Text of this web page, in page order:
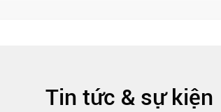
Tin tức & sự kiện